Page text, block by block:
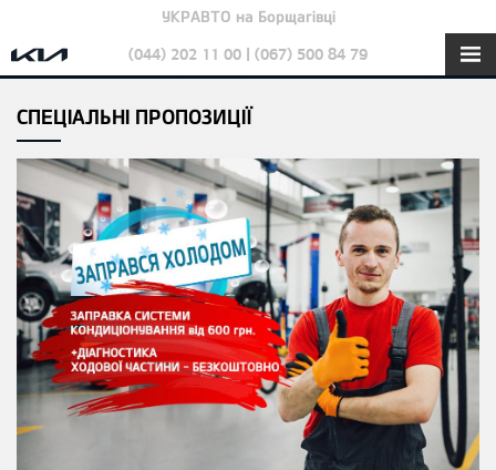
УКРАВТО на Борщагівці
(044) 202 11 00 | (067) 500 84 79
СПЕЦІАЛЬНІ ПРОПОЗИЦІЇ